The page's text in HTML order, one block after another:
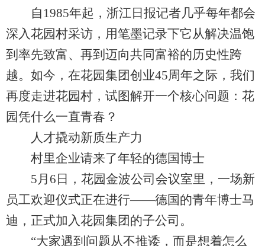
自1985年起，浙江日报记者几乎每年都会
深入花园村采访，用笔墨记录下它从解决温饱
到率先致富、再到迈向共同富裕的历史性跨
越。如今，在花园集团创业45周年之际，我们
再度走进花园村，试图解开一个核心问题：花
园凭什么一直青春？
人才撬动新质生产力
村里企业请来了年轻的德国博士
5月6日，花园金波公司会议室里，一场新
员工欢迎仪式正在进行——德国的青年博士马
迪，正式加入花园集团的子公司。
“大家遇到问题从不推诿，而是想着怎么